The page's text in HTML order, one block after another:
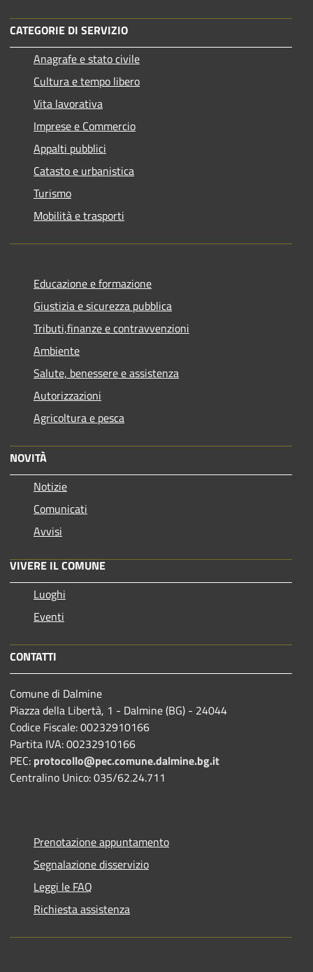
CATEGORIE DI SERVIZIO
Anagrafe e stato civile
Cultura e tempo libero
Vita lavorativa
Imprese e Commercio
Appalti pubblici
Catasto e urbanistica
Turismo
Mobilità e trasporti
Educazione e formazione
Giustizia e sicurezza pubblica
Tributi,finanze e contravvenzioni
Ambiente
Salute, benessere e assistenza
Autorizzazioni
Agricoltura e pesca
NOVITÀ
Notizie
Comunicati
Avvisi
VIVERE IL COMUNE
Luoghi
Eventi
CONTATTI
Comune di Dalmine
Piazza della Libertà, 1 - Dalmine (BG) - 24044
Codice Fiscale: 00232910166
Partita IVA: 00232910166
PEC: protocollo@pec.comune.dalmine.bg.it
Centralino Unico: 035/62.24.711
Prenotazione appuntamento
Segnalazione disservizio
Leggi le FAQ
Richiesta assistenza